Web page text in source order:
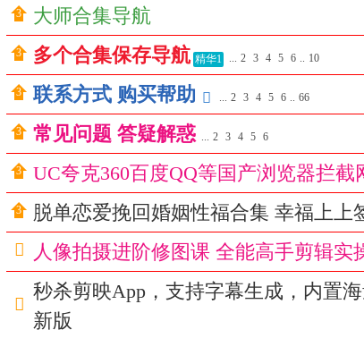
大师合集导航
多个合集保存导航 精华1 ... 2 3 4 5 6 .. 10
联系方式 购买帮助 ... 2 3 4 5 6 .. 66
常见问题 答疑解惑 ... 2 3 4 5 6
UC夸克360百度QQ等国产浏览器拦截
脱单恋爱挽回婚姻性福合集 幸福上上
人像拍摄进阶修图课 全能高手剪辑实
秒杀剪映App，支持字幕生成，内置
新版